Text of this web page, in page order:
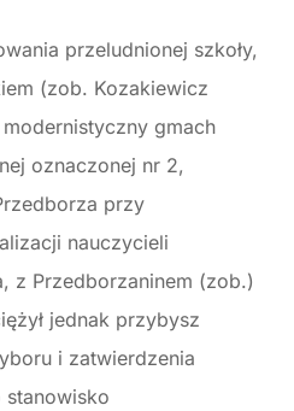
przeludnionej szkoły,
(zob. Kozakiewicz
gmach
oznaczonej nr 2,
przy
nauczycieli
z Przedborzaninem (zob.)
jednak przybysz
i zatwierdzenia
stanowisko